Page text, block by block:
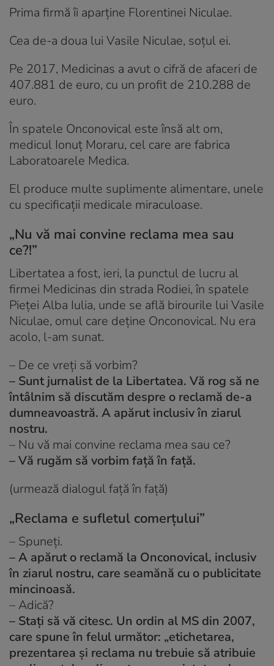
Prima firmă îi aparține Florentinei Niculae.
Cea de-a doua lui Vasile Niculae, soțul ei.
Pe 2017, Medicinas a avut o cifră de afaceri de
407.881 de euro, cu un profit de 210.288 de
euro.
În spatele Onconovical este însă alt om,
medicul Ionuț Moraru, cel care are fabrica
Laboratoarele Medica.
El produce multe suplimente alimentare, unele
cu specificații medicale miraculoase.
„Nu vă mai convine reclama mea sau
ce?!”
Libertatea a fost, ieri, la punctul de lucru al
firmei Medicinas din strada Rodiei, în spatele
Pieței Alba Iulia, unde se află birourile lui Vasile
Niculae, omul care deține Onconovical. Nu era
acolo, l-am sunat.
– De ce vreți să vorbim?
– Sunt jurnalist de la Libertatea. Vă rog să ne
întâlnim să discutăm despre o reclamă de-a
dumneavoastră. A apărut inclusiv în ziarul
nostru.
– Nu vă mai convine reclama mea sau ce?
– Vă rugăm să vorbim față în față.
(urmează dialogul față în față)
„Reclama e sufletul comerțului”
– Spuneți.
– A apărut o reclamă la Onconovical, inclusiv
în ziarul nostru, care seamănă cu o publicitate
mincinoasă.
– Adică?
– Stați să vă citesc. Un ordin al MS din 2007,
care spune în felul următor: „etichetarea,
prezentarea și reclama nu trebuie să atribuie